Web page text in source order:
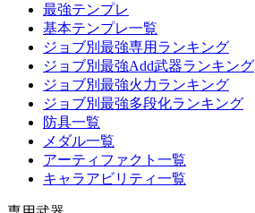
最強テンプレ
基本テンプレ一覧
ジョブ別最強専用ランキング
ジョブ別最強Add武器ランキング
ジョブ別最強火力ランキング
ジョブ別最強多段化ランキング
防具一覧
メダル一覧
アーティファクト一覧
キャラアビリティ一覧